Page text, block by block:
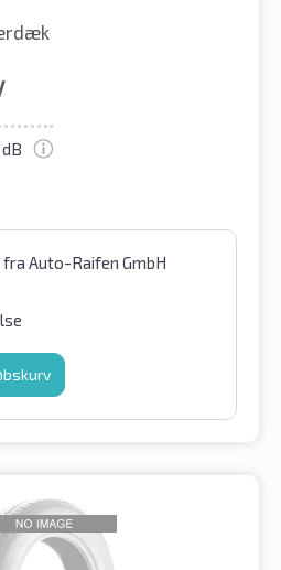
dB
fra Auto-Raifen GmbH